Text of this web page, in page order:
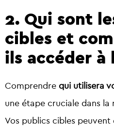
2. Qui sont
cibles et
ils accéder à
Comprendre qui utilisera
une étape cruciale dans
Vos publics cibles